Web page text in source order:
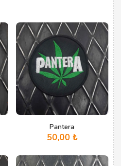
Pantera
50,00 ₺